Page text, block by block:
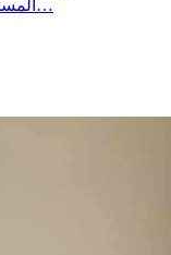
المستجدات الي تخص النادي و ذلك يوم السبت 08…